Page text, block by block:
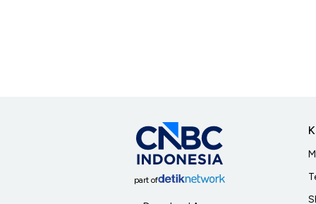
part of